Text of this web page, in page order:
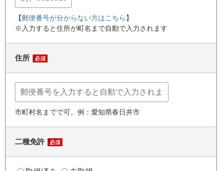
【郵便番号が分からない方はこちら 】
※入力すると住所が町名まで自動で入力されます
住所 必須
市町村名までで可。例：愛知県春日井市
二種免許 必須